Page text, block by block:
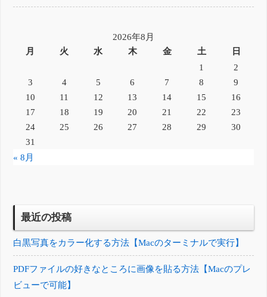
2026年8月
月
火 水 木 金 土
日
1
2
3
4 5 6 7 8
9
10
11 12 13 14 15
16
17
18 19 20 21 22
23
24
25 26 27 28 29
30
31
« 8月
最近の投稿
白黒写真をカラー化する方法【Macのターミナルで実行】
PDFファイルの好きなところに画像を貼る方法【Macのプレ
ビューで可能】